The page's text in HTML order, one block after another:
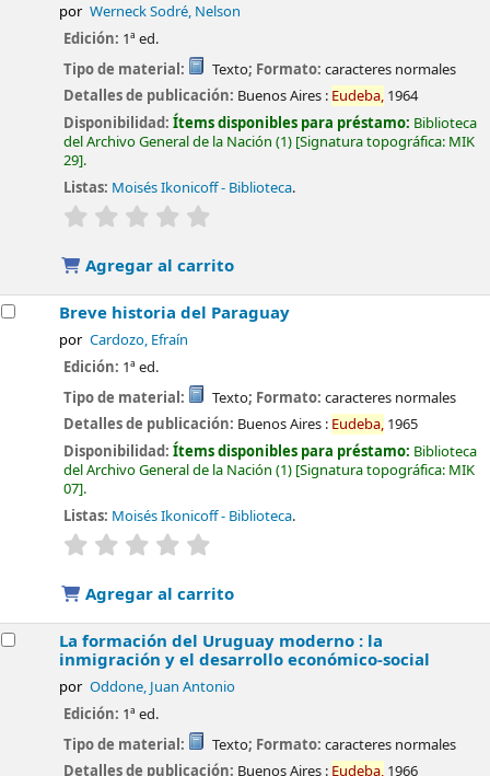
por Werneck Sodré, Nelson
Edición: 1ª ed.
Tipo de material:
Texto; Formato: caracteres normales
Detalles de publicación: Buenos Aires : Eudeba, 1964
Disponibilidad:Ítems disponibles para préstamo: Biblioteca
del Archivo General de la Nación (1) Signatura topográfica: MIK
29 .
Listas: Moisés Ikonicoff - Biblioteca.
valoración
Agregar al carrito
Breve historia del Paraguay
por Cardozo, Efraín
Edición: 1ª ed.
Tipo de material:
Texto; Formato: caracteres normales
Detalles de publicación: Buenos Aires : Eudeba, 1965
Disponibilidad:Ítems disponibles para préstamo: Biblioteca
del Archivo General de la Nación (1) Signatura topográfica: MIK
07 .
Listas: Moisés Ikonicoff - Biblioteca.
valoración
Agregar al carrito
La formación del Uruguay moderno : la
inmigración y el desarrollo económico-social
por Oddone, Juan Antonio
Edición: 1ª ed.
Tipo de material:
Texto; Formato: caracteres normales
Detalles de publicación: Buenos Aires : Eudeba, 1966